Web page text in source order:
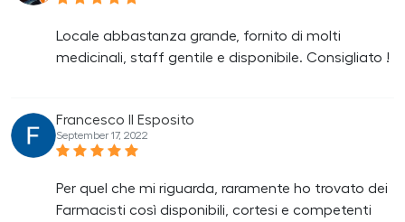
Locale abbastanza grande, fornito di molti
medicinali, staff gentile e disponibile. Consigliato !
Francesco II Esposito
September 17, 2022
Per quel che mi riguarda, raramente ho trovato dei
Farmacisti così disponibili, cortesi e competenti